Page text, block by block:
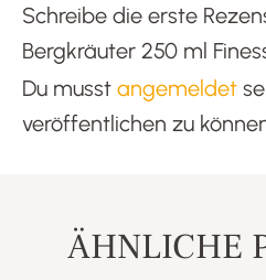
Schreibe die erste
Bergkräuter 250 ml
Du musst angemeldet
veröffentlichen zu
ÄHNLICHE